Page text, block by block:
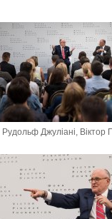
Рудольф Джуліані, Віктор